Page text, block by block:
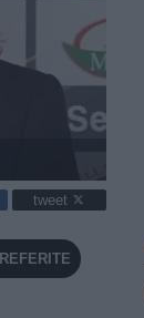
tweet